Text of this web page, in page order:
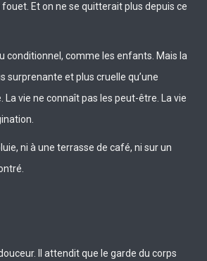
Et on ne se quitterait plus depuis ce
conditionnel, comme les enfants. Mais la
surprenante et plus cruelle qu’une
vie ne connaît pas les peut-être. La vie
ni à une terrasse de café, ni sur un
Il attendit que le garde du corps